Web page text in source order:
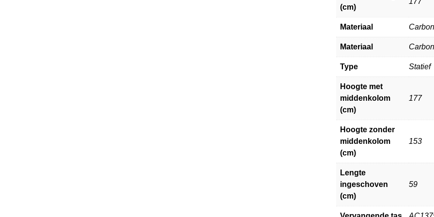
(cm)
Materiaal Carbon
Materiaal Carbon
Type Statief
Hoogte met
middenkolom
(cm)
177
Hoogte zonder
middenkolom
(cm)
153
Lengte
ingeschoven
(cm)
59